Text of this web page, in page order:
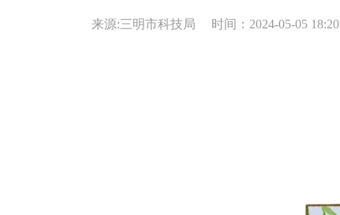
来源:三明市科技局 时间：2024-05-05 18:20